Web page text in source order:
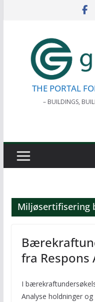
THE PORTAL
– BUILDINGS,
Miljøsertifisering
fra Respons
I
Analyse holdninger